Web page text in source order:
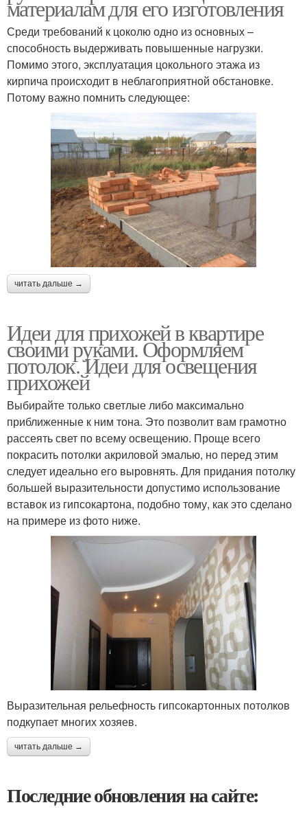
материалам для его изготовления
Среди требований к цоколю одно из основных –
способность выдерживать повышенные нагрузки.
Помимо этого, эксплуатация цокольного этажа из
кирпича происходит в неблагоприятной обстановке.
Потому важно помнить следующее:
читать дальше →
Идеи для прихожей в квартире
своими руками. Оформляем
потолок. Идеи для освещения
прихожей
Выбирайте только светлые либо максимально
приближенные к ним тона. Это позволит вам грамотно
рассеять свет по всему освещению. Проще всего
покрасить потолки акриловой эмалью, но перед этим
следует идеально его выровнять. Для придания потолку
большей выразительности допустимо использование
вставок из гипсокартона, подобно тому, как это сделано
на примере из фото ниже.
Выразительная рельефность гипсокартонных потолков
подкупает многих хозяев.
читать дальше →
Последние обновления на сайте: